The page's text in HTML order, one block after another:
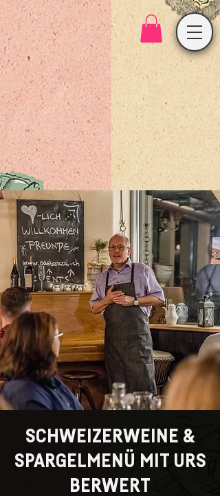
SCHWEIZERWEINE &
SPARGELMENÜ MIT URS
BERWERT